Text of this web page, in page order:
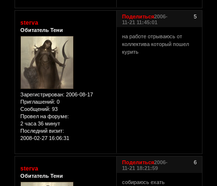
Поделиться 5
2006-
11-21 11:45:01
sterva
Обитатель Тени
Зарегистрирован: 2006-08-17
Приглашений: 0
Сообщений: 93
Провел на форуме:
2 часа 36 минут
Последний визит:
2008-02-27 16:06:31
на работе отрываюсь от
коллектива который пошел
курить
Поделиться 6
2006-
11-21 18:21:59
sterva
Обитатель Тени
собираюсь ехать